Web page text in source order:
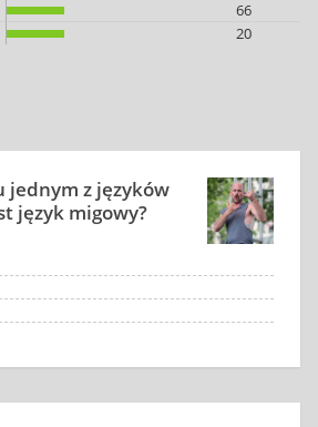
66
20
jednym z języków
język migowy?